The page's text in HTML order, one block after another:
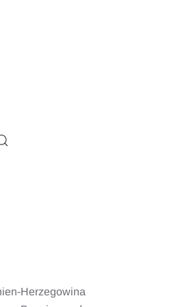
Herzegowina